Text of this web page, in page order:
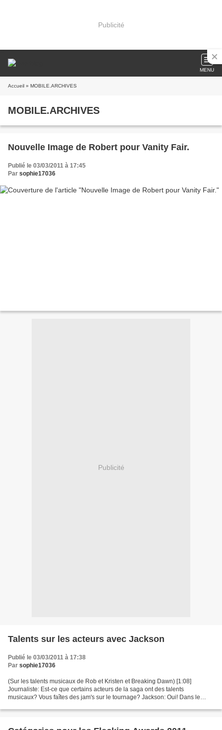
Publicité
MENU
Accueil » MOBILE.ARCHIVES
MOBILE.ARCHIVES
Nouvelle Image de Robert pour Vanity Fair.
Publié le 03/03/2011 à 17:45
Par sophie17036
Publicité
Talents sur les acteurs avec Jackson
Publié le 03/03/2011 à 17:38
Par sophie17036
(Sur les talents musicaux de Rob et Kristen et Breaking Dawn) [1:08]
Journaliste: Est-ce que certains acteurs de la saga ont des talents
musicaux? Vous faîtes des jam's sur le tournage? Jackson: Oui! Dans le